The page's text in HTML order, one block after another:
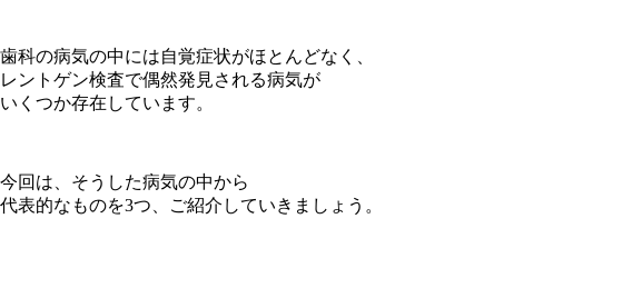
歯科の病気の中には自覚症状がほとんどなく、
レントゲン検査で偶然発見される病気が
いくつか存在しています。
今回は、そうした病気の中から
代表的なものを3つ、ご紹介していきましょう。